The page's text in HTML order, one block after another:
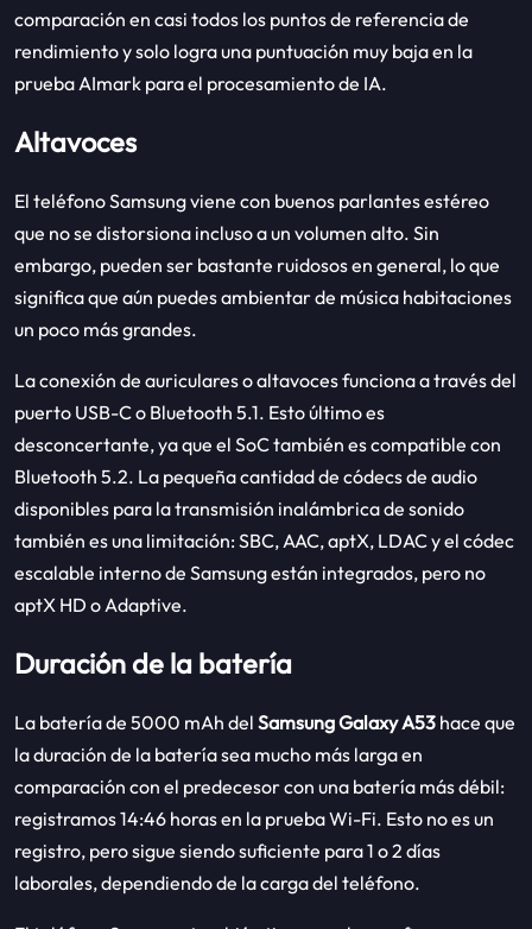
comparación en casi todos los puntos de referencia de
rendimiento y solo logra una puntuación muy baja en la
prueba AImark para el procesamiento de IA.
Altavoces
El teléfono Samsung viene con buenos parlantes estéreo
que no se distorsiona incluso a un volumen alto. Sin
embargo, pueden ser bastante ruidosos en general, lo que
significa que aún puedes ambientar de música habitaciones
un poco más grandes.
La conexión de auriculares o altavoces funciona a través del
puerto USB-C o Bluetooth 5.1. Esto último es
desconcertante, ya que el SoC también es compatible con
Bluetooth 5.2. La pequeña cantidad de códecs de audio
disponibles para la transmisión inalámbrica de sonido
también es una limitación: SBC, AAC, aptX, LDAC y el códec
escalable interno de Samsung están integrados, pero no
aptX HD o Adaptive.
Duración de la batería
La batería de 5000 mAh del Samsung Galaxy A53 hace que
la duración de la batería sea mucho más larga en
comparación con el predecesor con una batería más débil:
registramos 14:46 horas en la prueba Wi-Fi. Esto no es un
registro, pero sigue siendo suficiente para 1 o 2 días
laborales, dependiendo de la carga del teléfono.